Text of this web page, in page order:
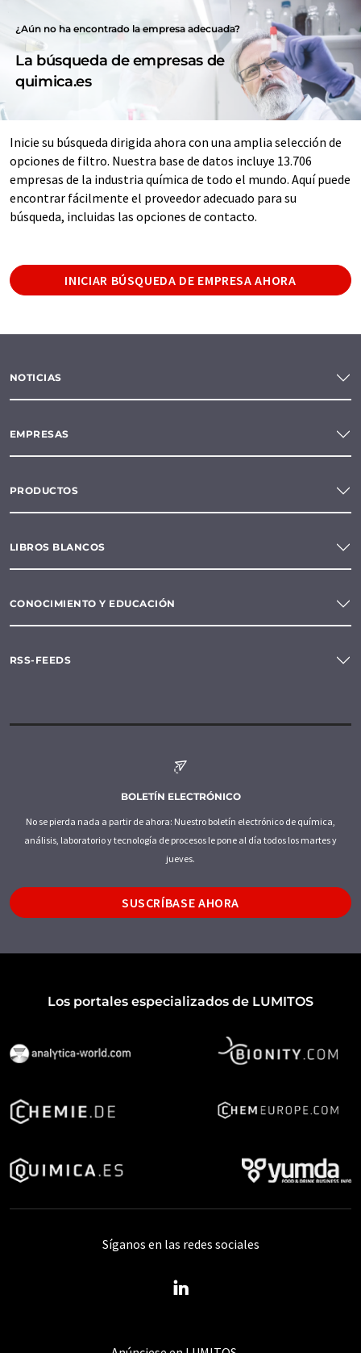
¿Aún no ha encontrado la empresa adecuada?
La búsqueda de empresas de
quimica.es
Inicie su búsqueda dirigida ahora con una amplia selección de
opciones de filtro. Nuestra base de datos incluye 13.706
empresas de la industria química de todo el mundo. Aquí puede
encontrar fácilmente el proveedor adecuado para su
búsqueda, incluidas las opciones de contacto.
INICIAR BÚSQUEDA DE EMPRESA AHORA
NOTICIAS
EMPRESAS
PRODUCTOS
LIBROS BLANCOS
CONOCIMIENTO Y EDUCACIÓN
RSS-FEEDS
BOLETÍN ELECTRÓNICO
No se pierda nada a partir de ahora: Nuestro boletín electrónico de química,
análisis, laboratorio y tecnología de procesos le pone al día todos los martes y
jueves.
SUSCRÍBASE AHORA
Los portales especializados de LUMITOS
Síganos en las redes sociales